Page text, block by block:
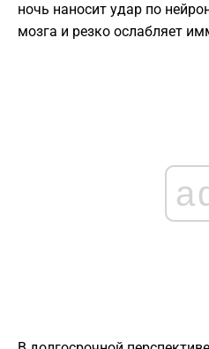
ночь наносит удар по
мозга и резко ослабляет